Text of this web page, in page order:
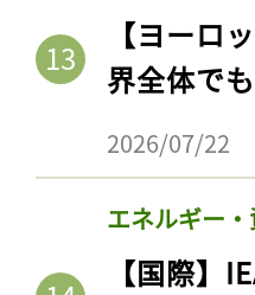
【ヨーロ
界全体で
2026/07/22
エネルギー
【国際】